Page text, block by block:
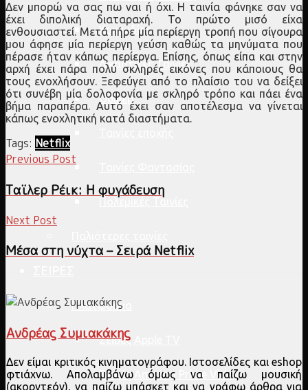
Κωμωδίες
Δικαστικές Ταινίες
Θρίλερ
Πολεμικές Ταινίες
Πλατφόρμα
Σειρές Apple TV
Σειρές Amazon Prime Video
Δεν μπορώ να σας πω ναι ή όχι. Η ταινία φάνηκε σαν να
έχει διπολική διαταραχή. Το πρώτο μισό είχα
ενθουσιαστεί. Μετά πήρε μία περίεργη τροπή που σίγουρα
μου άφησε μία περίεργη γεύση καθώς τα μηνύματα που
πέρασε ήταν κάπως περίεργα. Επίσης, όπως είπα και στην
αρχή έχει πάρα πολύ σκληρές εικόνες που κάποιους θα
τους ενοχλήσουν. Ξεφεύγει από το πλαίσιο του να δείξει
ότι συνέβη μία δολοφονία με σκληρό τρόπο και πάει ένα
βήμα παραπέρα. Αυτό έχει σαν αποτέλεσμα να γίνεται
κάπως ενοχλητική κατά διαστήματα.
Tags: Netflix
Previous Post
Ταϊλερ Ρέικ: Η φυγάδευση
Next Post
Μέσα στη νύχτα – Σειρά Netflix
Ανδρέας Συμιακάκης
Δεν είμαι κριτικός κινηματογράφου. Ιστοσελίδες και eshop
φτιάχνω. Απολαμβάνω όμως να παίζω μουσική
(ακορντεόν), να παίζω μπάσκετ και να γράφω άρθρα για